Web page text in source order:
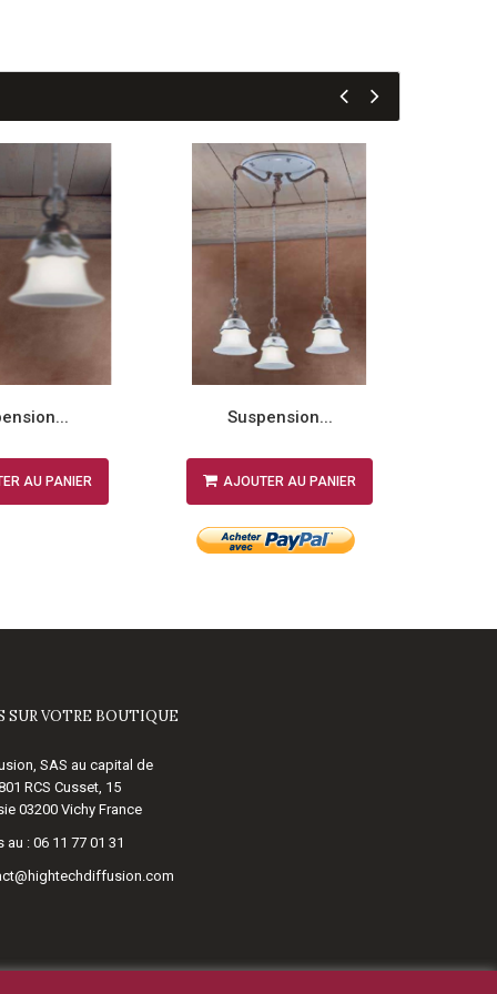
AU PANIER
Suspension...
AJOUTER AU PANIER
SUR VOTRE BOUTIQUE
SAS au capital de
RCS Cusset, 15
03200 Vichy France
au : 06 11 77 01 31